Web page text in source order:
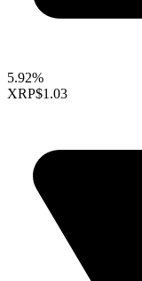
5.92%
XRP$1.03